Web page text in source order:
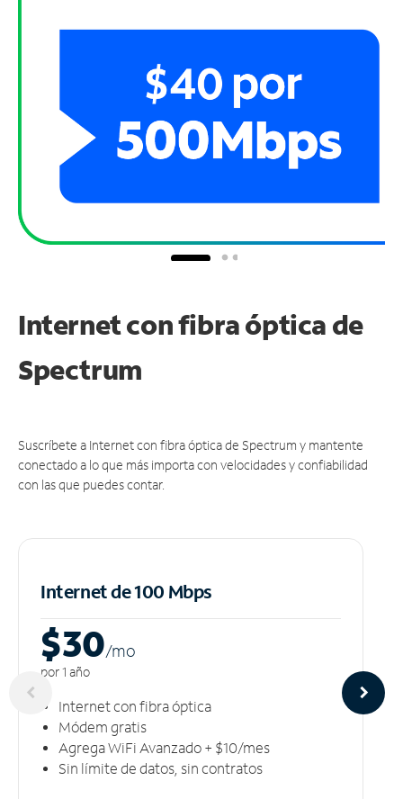
Internet con fibra óptica de
Spectrum
Suscríbete a Internet con fibra óptica de Spectrum y mantente
conectado a lo que más importa con velocidades y confiabilidad
con las que puedes contar.
Internet de 100 Mbps
$30/mo
por 1 año
Internet con fibra óptica
Módem gratis
Agrega WiFi Avanzado + $10/mes
Sin límite de datos, sin contratos